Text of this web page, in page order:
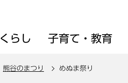
くらし 子育て・教育
熊谷のまつり めぬま祭り